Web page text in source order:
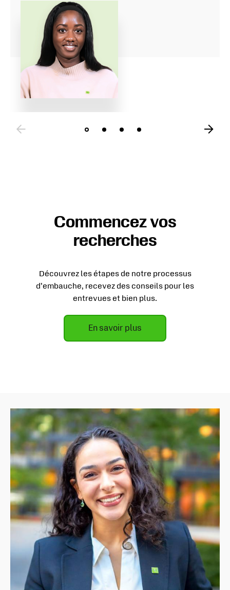
Commencez vos
recherches
Découvrez les étapes de notre processus
d’embauche, recevez des conseils pour les
entrevues et bien plus.
En savoir plussur Commencez vos